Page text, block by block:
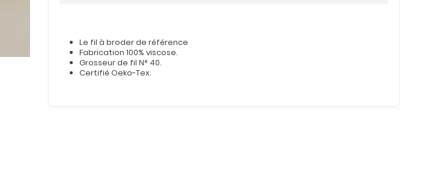
Le fil à broder de référence
Fabrication 100% viscose.
Grosseur de fil N° 40.
Certifié Oeko-Tex.